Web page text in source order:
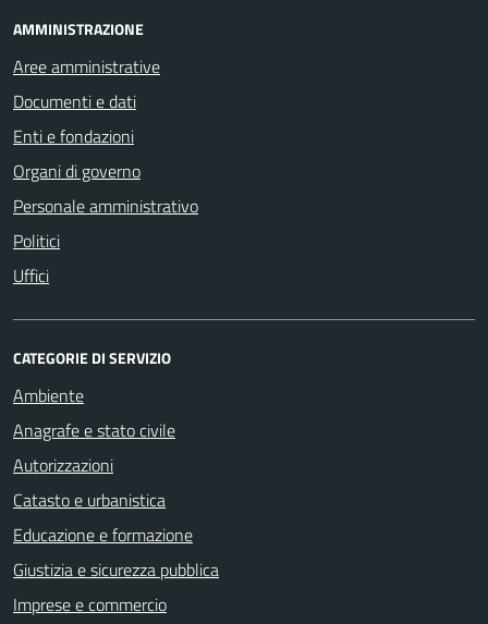
AMMINISTRAZIONE
Aree amministrative
Documenti e dati
Enti e fondazioni
Organi di governo
Personale amministrativo
Politici
Uffici
CATEGORIE DI SERVIZIO
Ambiente
Anagrafe e stato civile
Autorizzazioni
Catasto e urbanistica
Educazione e formazione
Giustizia e sicurezza pubblica
Imprese e commercio